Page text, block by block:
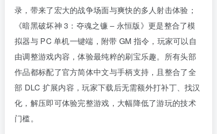
录，带来了宏大的战争场面与爽快的多人射击体验；
《暗黑破坏神 3：夺魂之镰 – 永恒版》更是整合了模
拟器与 PC 单机一键端，附带 GM 指令，玩家可以自
由调整游戏内容，体验最纯粹的刷宝乐趣。所有头部
作品都标配了官方简体中文与手柄支持，且整合了全
部 DLC 扩展内容，玩家下载后无需额外打补丁、找汉
化，解压即可体验完整游戏，大幅降低了游玩的技术
门槛。